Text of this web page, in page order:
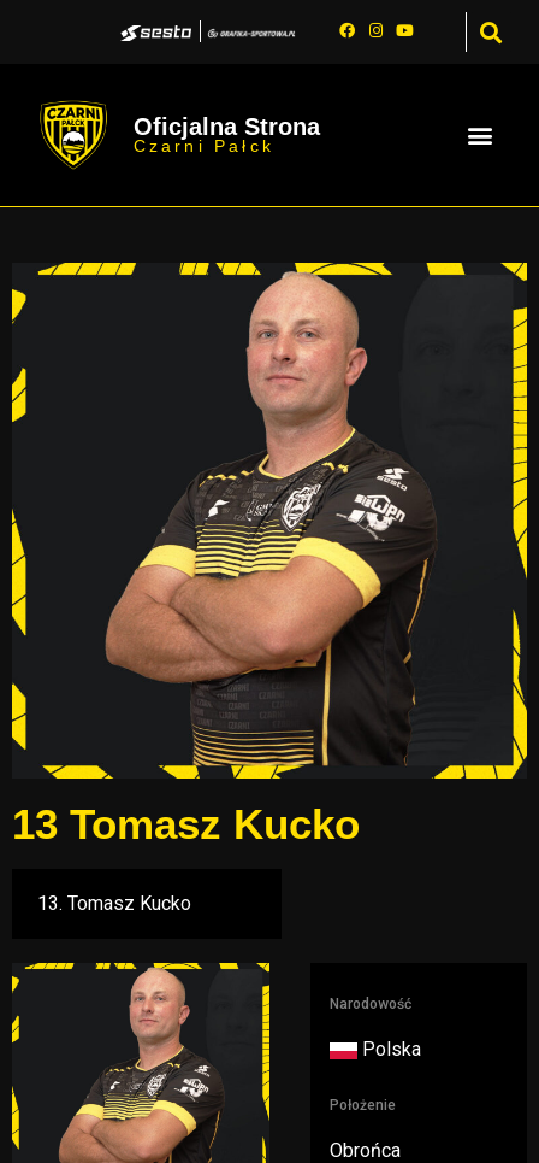
Oficjalna Strona
Czarni Pałck
13 Tomasz Kucko
Narodowość
Polska
Położenie
Obrońca